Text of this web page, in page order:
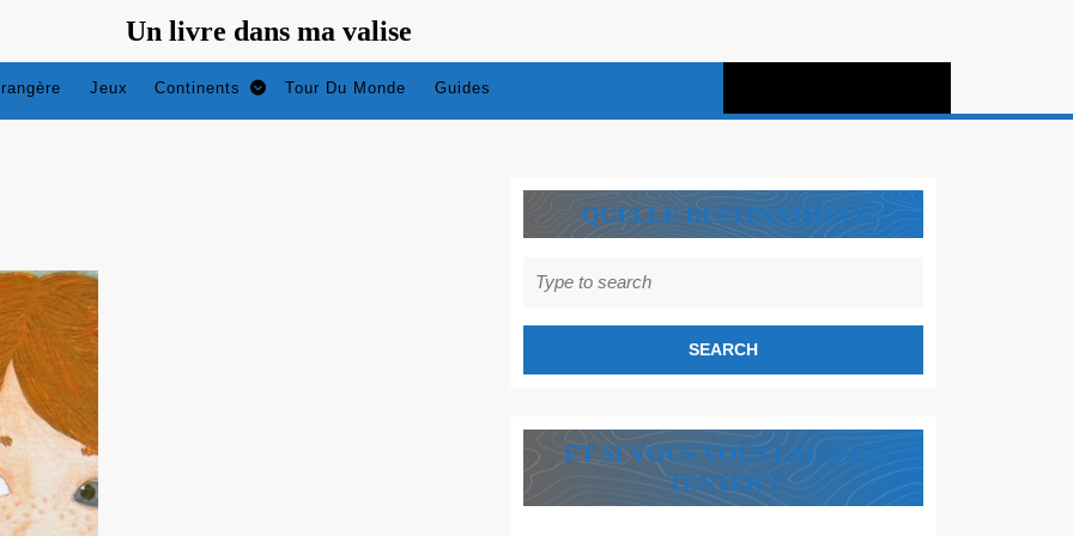
Un livre dans ma valise
Jeux Continents Tour Du Monde Guides
QUELLE DESTINATION ?
for:
ET SI VOUS VOUS LAISSIEZ
TENTER ?